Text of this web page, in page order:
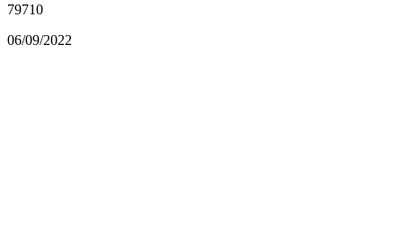
79710
06/09/2022